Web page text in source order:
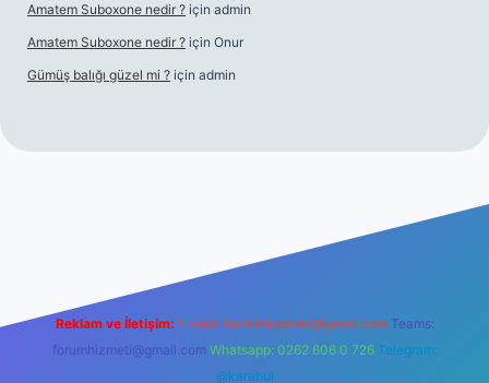
Amatem Suboxone nedir ? için admin
Amatem Suboxone nedir ? için Onur
Gümüş balığı güzel mi ? için admin
Reklam ve İletişim: E-mail: backlinkpaneli@gmail.com Teams:
forumhizmeti@gmail.com Whatsapp: 0262 606 0 726 Telegram:
@karabul